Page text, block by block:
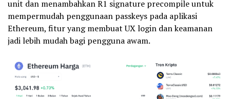
unit dan menambahkan R1 signature precompile untuk
mempermudah penggunaan passkeys pada aplikasi
Ethereum, fitur yang membuat UX login dan keamanan
jadi lebih mudah bagi pengguna awam.